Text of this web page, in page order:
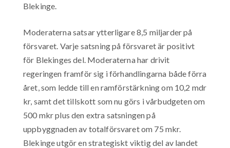
Blekinge.
Moderaterna satsar ytterligare 8,5 miljarder på
försvaret. Varje satsning på försvaret är positivt
för Blekinges del. Moderaterna har drivit
regeringen framför sig i förhandlingarna både förra
året, som ledde till en ramförstärkning om 10,2 mdr
kr, samt det tillskott som nu görs i vårbudgeten om
500 mkr plus den extra satsningen på
uppbyggnaden av totalförsvaret om 75 mkr.
Blekinge utgör en strategiskt viktig del av landet